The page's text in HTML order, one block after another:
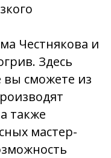
Честнякова и
Здесь
вы сможете из
также
мастер-